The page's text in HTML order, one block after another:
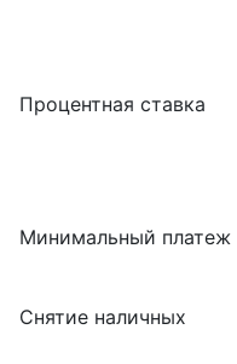
Процентная ставка
Минимальный платеж
Снятие наличных